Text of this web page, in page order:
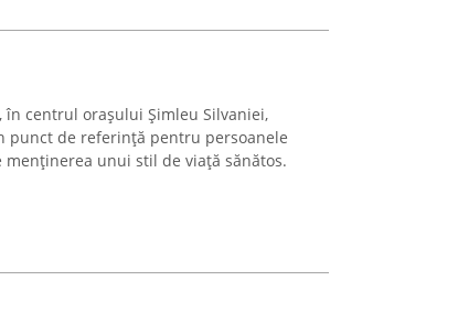
în centrul orașului Șimleu Silvaniei,
punct de referință pentru persoanele
unui stil de viață sănătos.